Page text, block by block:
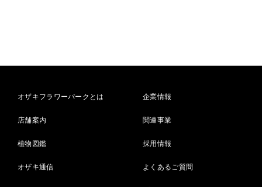
オザキフラワーパークとは
店舗案内
植物図鑑
オザキ通信
企業情報
関連事業
採用情報
よくあるご質問